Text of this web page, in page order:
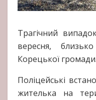
Трагічний
вересня,
Корецької громади.
Поліцейські
жителька на